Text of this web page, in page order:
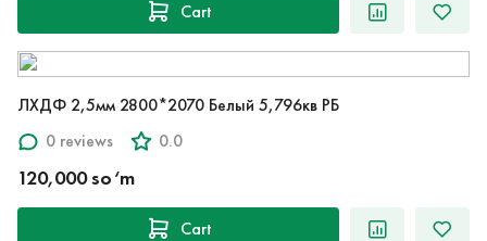
Cart
ЛХДФ 2,5мм 2800*2070 Белый 5,796кв РБ
0 reviews
0.0
120,000 so‘m
Cart